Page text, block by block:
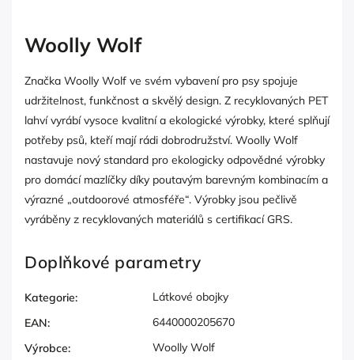
Woolly Wolf
Značka Woolly Wolf ve svém vybavení pro psy spojuje
udržitelnost, funkčnost a skvělý design. Z recyklovaných PET
lahví vyrábí vysoce kvalitní a ekologické výrobky, které splňují
potřeby psů, kteří mají rádi dobrodružství. Woolly Wolf
nastavuje nový standard pro ekologicky odpovědné výrobky
pro domácí mazlíčky díky poutavým barevným kombinacím a
výrazné „outdoorové atmosféře“. Výrobky jsou pečlivě
vyráběny z recyklovaných materiálů s certifikací GRS.
Doplňkové parametry
Kategorie:
Látkové obojky
EAN:
6440000205670
Výrobce: Woolly Wolf